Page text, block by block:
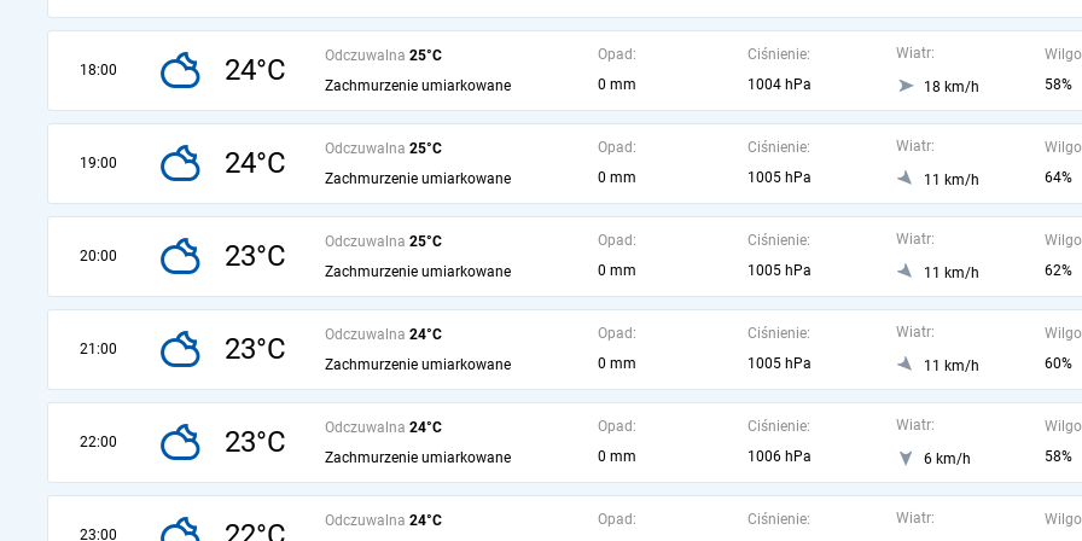
18:00 24°C Odczuwalna 25°C
Zachmurzenie umiarkowane
Opad:
0 mm
Ciśnienie:
1004 hPa
Wiatr:
18 km/h
58%
19:00 24°C Odczuwalna 25°C
Zachmurzenie umiarkowane
Opad:
0 mm
Ciśnienie:
1005 hPa
Wiatr:
11 km/h
64%
20:00 23°C Odczuwalna 25°C
Zachmurzenie umiarkowane
Opad:
0 mm
Ciśnienie:
1005 hPa
Wiatr:
11 km/h
62%
21:00 23°C Odczuwalna 24°C
Zachmurzenie umiarkowane
Opad:
0 mm
Ciśnienie:
1005 hPa
Wiatr:
11 km/h
60%
22:00 23°C Odczuwalna 24°C
Zachmurzenie umiarkowane
Opad:
0 mm
Ciśnienie:
1006 hPa
Wiatr:
6 km/h
58%
23:00
Odczuwalna 24°C Opad: Ciśnienie: Wiatr: